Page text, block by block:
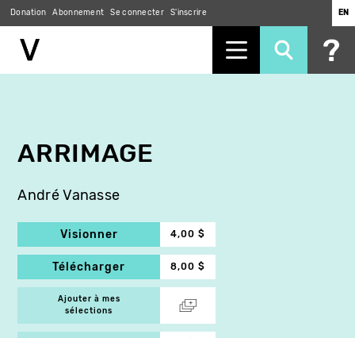
Donation Abonnement Se connecter S'inscrire EN
ARRIMAGE
André Vanasse
Visionner 4,00 $
Télécharger 8,00 $
Ajouter à mes
sélections